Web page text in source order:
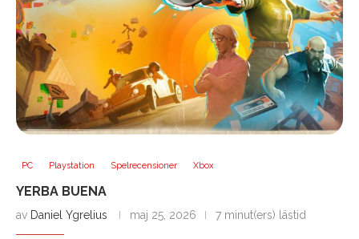
PC Playstation Spelrecensioner Xbox
YERBA BUENA
av Daniel Ygrelius maj 25, 2026 7 minut(ers) lästid